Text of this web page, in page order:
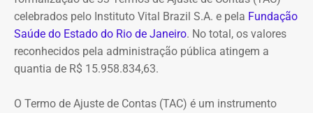
O acórdão também determinou que Dr. Flávio devolva
quatro valores, que somam R$ 13.112,09, sem
atualização monetária.
A Procuradoria cita ainda que o Tribunal concluiu que o
celebrados pelo Instituto Vital Brazil S.A. e pela Fundação
Saúde do Estado do Rio de Janeiro. No total, os valores
reconhecidos pela administração pública atingem a
quantia de R$ 15.958.834,63.
O Termo de Ajuste de Contas (TAC) é um instrumento